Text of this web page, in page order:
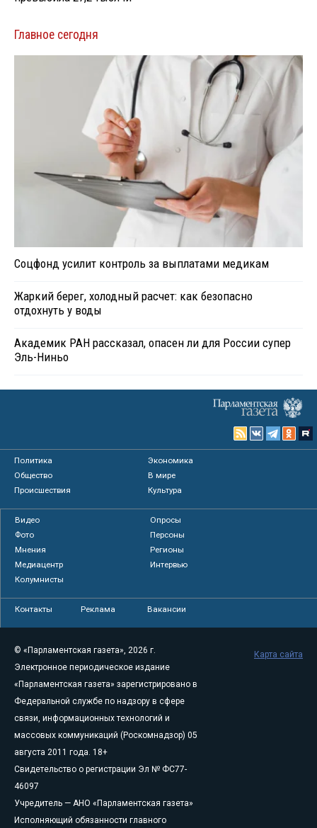
Главное сегодня
Соцфонд усилит контроль за выплатами медикам
Жаркий берег, холодный расчет: как безопасно
отдохнуть у воды
Академик РАН рассказал, опасен ли для России супер
Эль-Ниньо
Политика
Экономика
Общество
В мире
Происшествия
Культура
Видео
Опросы
Фото
Персоны
Мнения
Регионы
Медиацентр
Интервью
Колумнисты
Контакты Реклама Вакансии
© «Парламентская газета», 2026 г.
Электронное периодическое издание
«Парламентская газета» зарегистрировано в
Федеральной службе по надзору в сфере
связи, информационных технологий и
массовых коммуникаций (Роскомнадзор) 05
августа 2011 года. 18+
Свидетельство о регистрации Эл № ФС77-
46097
Учредитель — АНО «Парламентская газета»
Исполняющий обязанности главного
Карта сайта